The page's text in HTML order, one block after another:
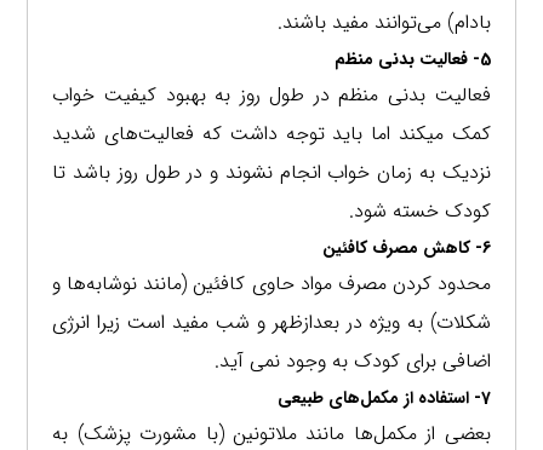
بادام) می‌توانند مفید باشند.
5- فعالیت بدنی منظم
فعالیت بدنی منظم در طول روز به بهبود کیفیت خواب
کمک میکند اما باید توجه داشت که فعالیت‌های شدید
نزدیک به زمان خواب انجام نشوند و در طول روز باشد تا
کودک خسته شود.
6- کاهش مصرف کافئین
محدود کردن مصرف مواد حاوی کافئین (مانند نوشابه‌ها و
شکلات) به ویژه در بعدازظهر و شب مفید است زیرا انرژی
اضافی برای کودک به وجود نمی آید.
7- استفاده از مکمل‌های طبیعی
بعضی از مکمل‌ها مانند ملاتونین (با مشورت پزشک) به